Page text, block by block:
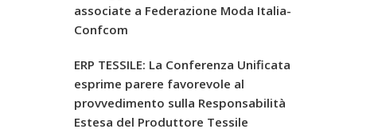
associate a Federazione Moda Italia-
Confcom
ERP TESSILE: La Conferenza Unificata
esprime parere favorevole al
provvedimento sulla Responsabilità
Estesa del Produttore Tessile